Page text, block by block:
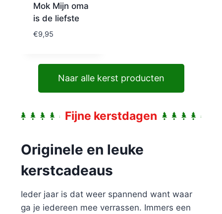
Mok Mijn oma
is de liefste
€9,95
Naar alle kerst producten
Fijne kerstdagen
Originele en leuke
kerstcadeaus
Ieder jaar is dat weer spannend want waar
ga je iedereen mee verrassen. Immers een